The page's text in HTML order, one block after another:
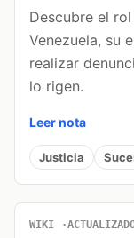
Descubre el
Venezuela, su
realizar
lo rigen.
Leer nota
Justicia
WIKI